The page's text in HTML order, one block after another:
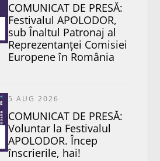
COMUNICAT DE PRESĂ:
Festivalul APOLODOR,
sub Înaltul Patronaj al
Reprezentanței Comisiei
Europene în România
5 AUG 2026
COMUNICAT DE PRESĂ:
Voluntar la Festivalul
APOLODOR. Încep
înscrierile, hai!